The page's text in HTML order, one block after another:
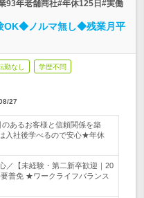
93年老舗商社#年休125日#実働
OK◆ノルマ無し◆残業月平
勤なし 学歴不問
27
のあるお客様と信頼関係を築
入社後学べるので安心★年休
／【未経験・第二新卒歓迎｜20
普免 ★ワークライフバランス